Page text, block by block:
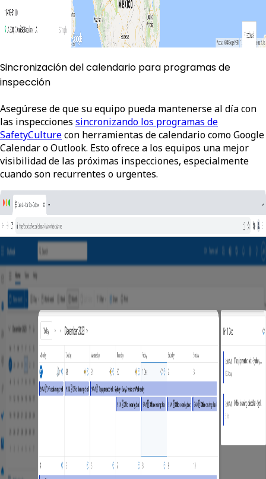
Sincronización del calendario para programas de
inspección
Asegúrese de que su equipo pueda mantenerse al día con
las inspecciones sincronizando los programas de
SafetyCulturecon herramientas de calendario como Google
Calendar o Outlook. Esto ofrece a los equipos una mejor
visibilidad de las próximas inspecciones, especialmente
cuando son recurrentes o urgentes.